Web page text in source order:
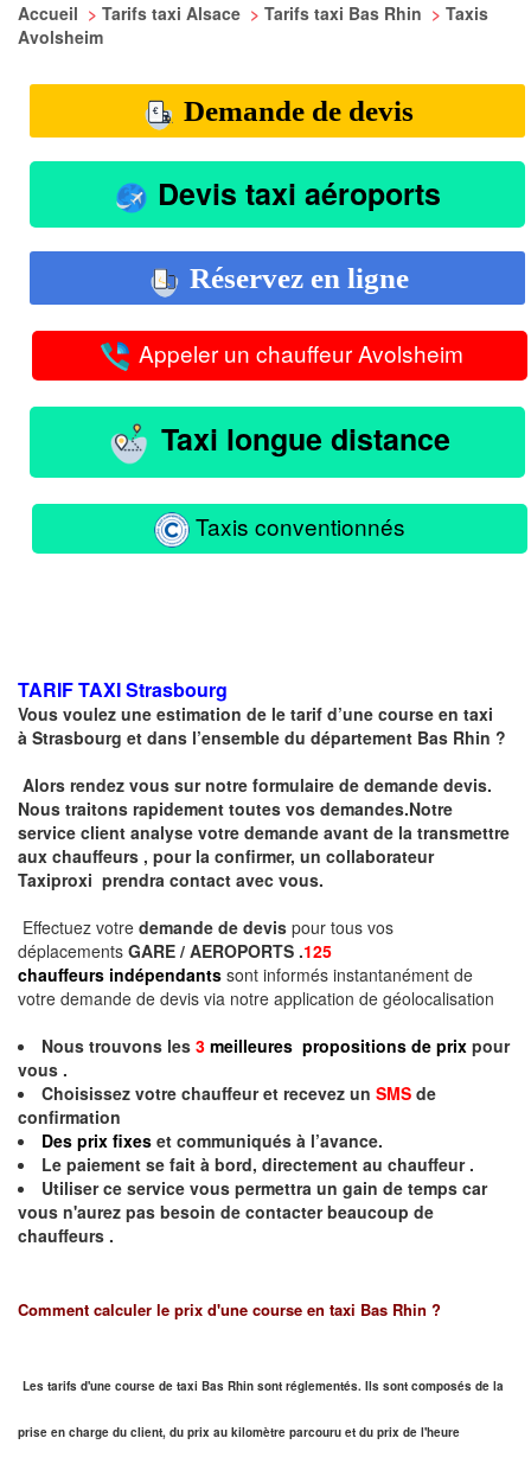
Accueil > Tarifs taxi Alsace > Tarifs taxi Bas Rhin > Taxis
Avolsheim
Demande de devis
Devis taxi aéroports
Réservez en ligne
Appeler un chauffeur Avolsheim
Taxi longue distance
Taxis conventionnés
TARIF TAXIStrasbourg
Vous voulez une estimation de le tarif d’une course en taxi
à Strasbourg et dans l’ensemble du département Bas Rhin ?
Alors rendez vous sur notre formulaire de demande devis.
Nous traitons rapidement toutes vos demandes.Notre
service client analyse votre demande avant de la transmettre
aux chauffeurs , pour la confirmer, un collaborateur
Taxiproxi prendra contact avec vous.
Effectuez votre demande de devis pour tous vos
déplacements GARE / AEROPORTS .125
chauffeurs indépendants sont informés instantanément de
votre demande de devis via notre application de géolocalisation
Nous trouvons les 3 meilleures propositions de prix pour
vous .
Choisissez votre chauffeur et recevez un SMS de
confirmation
Des prix fixes et communiqués à l’avance.
Le paiement se fait à bord, directement au chauffeur .
Utiliser ce service vous permettra un gain de temps car
vous n'aurez pas besoin de contacter beaucoup de
chauffeurs .
Comment calculer le prix d'une course en taxi Bas Rhin ?
Les tarifs d'une course de taxi Bas Rhin sont réglementés. Ils sont composés de la
prise en charge du client, du prix au kilomètre parcouru et du prix de l'heure